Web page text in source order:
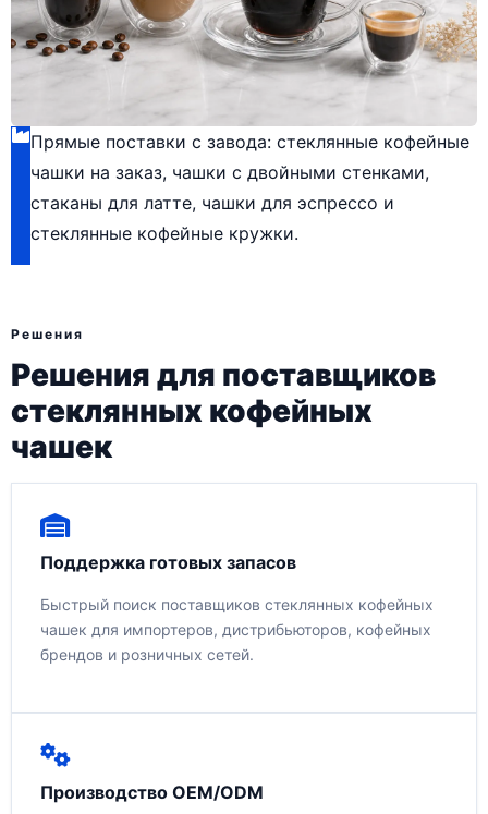
Прямые поставки с завода: стеклянные кофейные
чашки на заказ, чашки с двойными стенками,
стаканы для латте, чашки для эспрессо и
стеклянные кофейные кружки.
Решения
Решения для поставщиков
стеклянных кофейных
чашек
Поддержка готовых запасов
Быстрый поиск поставщиков стеклянных кофейных
чашек для импортеров, дистрибьюторов, кофейных
брендов и розничных сетей.
Производство OEM/ODM